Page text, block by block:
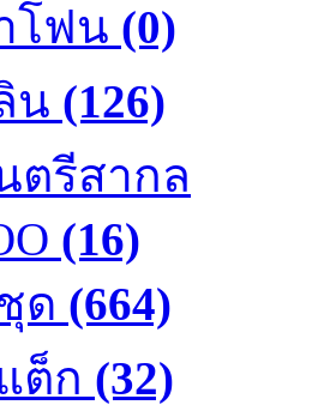
โฟน (0)
น (126)
ตรีสากล
(16)
ด (664)
ต็ก (32)